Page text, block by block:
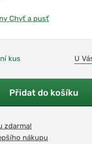
Chyť a pusť
kus U
Přidat do košíku
zdarma!
nákupu